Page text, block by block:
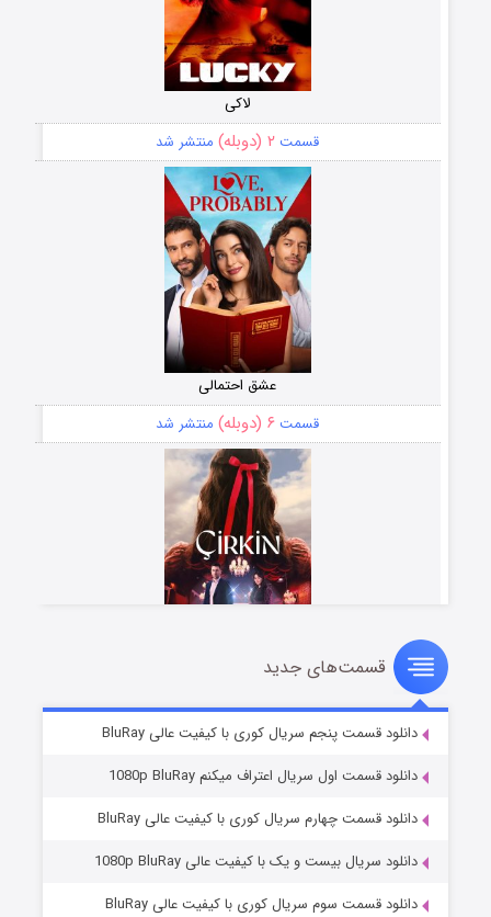
لاکی
قسمت ۲ (دوبله) منتشر شد
عشق احتمالی
قسمت ۶ (دوبله) منتشر شد
سریال زشت
قسمت۵ (زیرنویس) منتشر شد
قسمت‌های جدید
دانلود قسمت پنجم سریال کوری با کیفیت عالی BluRay
دانلود قسمت اول سریال اعتراف میکنم 1080p BluRay
دانلود قسمت چهارم سریال کوری با کیفیت عالی BluRay
دانلود سریال بیست و یک با کیفیت عالی 1080p BluRay
دانلود قسمت سوم سریال کوری با کیفیت عالی BluRay